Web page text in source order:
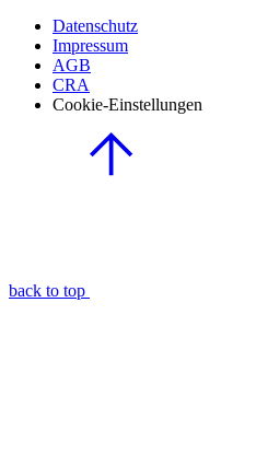
Datenschutz
Impressum
AGB
CRA
Cookie-Einstellungen
back to top